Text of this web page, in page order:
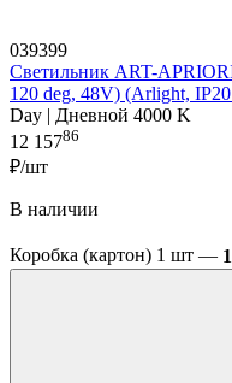
039399
Светильник ART-
120 deg, 48V) (Arlight,
Day | Дневной 4000 K
12 15786
₽/шт
В наличии
Коробка (картон) 1 шт —